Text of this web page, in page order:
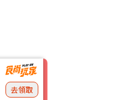
去領取